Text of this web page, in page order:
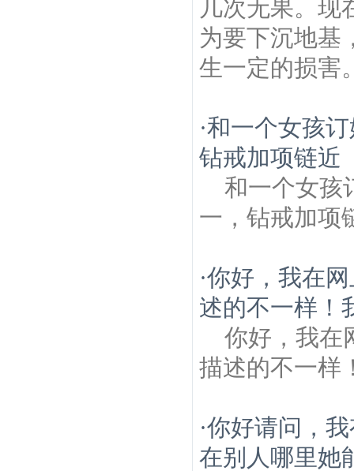
几次无果。现
为要下沉地基
生一定的损害
·和一个女孩
钻戒加项链近
和一个女孩
一，钻戒加项
·你好，我在
述的不一样！
你好，我在
描述的不一样
·你好请问，
在别人哪里她